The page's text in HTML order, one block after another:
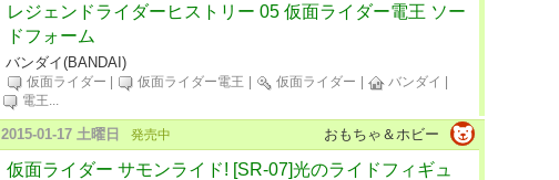
レジェンドライダーヒストリー 05 仮面ライダー電王 ソー
ドフォーム
バンダイ(BANDAI)
仮面ライダー 仮面ライダー電王 仮面ライダー バンダイ
電王...
おもちゃ＆ホビー
2015-01-17 土曜日 発売中
仮面ライダー サモンライド! [SR-07]光のライドフィギュ